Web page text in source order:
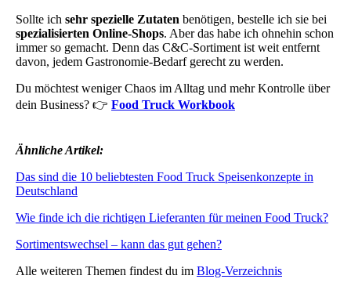
Sollte ich sehr spezielle Zutaten benötigen, bestelle ich sie bei
spezialisierten Online-Shops. Aber das habe ich ohnehin schon
immer so gemacht. Denn das C&C-Sortiment ist weit entfernt
davon, jedem Gastronomie-Bedarf gerecht zu werden.
Du möchtest weniger Chaos im Alltag und mehr Kontrolle über
dein Business? 👉 Food Truck Workbook
Ähnliche Artikel:
Das sind die 10 beliebtesten Food Truck Speisenkonzepte in
Deutschland
Wie finde ich die richtigen Lieferanten für meinen Food Truck?
Sortimentswechsel – kann das gut gehen?
Alle weiteren Themen findest du im Blog-Verzeichnis